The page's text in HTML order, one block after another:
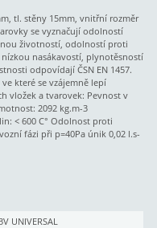
tl. stěny 15mm, vnitřní rozměr
se vyznačují odolností
životností, odolností proti
nasákavostí, plynotěsností
odpovídají ČSN EN 1457.
které se vzájemně lepí
vložek a tvarovek: Pevnost v
2092 kg.m-3
< 600 C° Odolnost proti
fázi při p=40Pa únik 0,02 l.s-
UNIVERSAL